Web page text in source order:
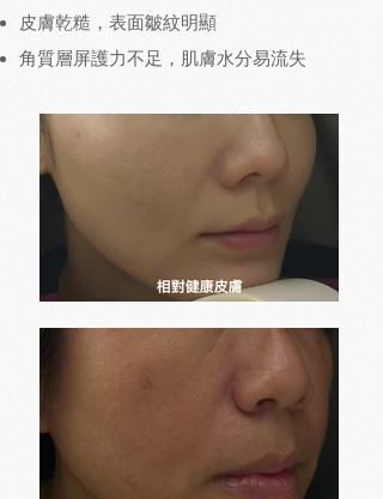
皮膚乾糙，表面皺紋明顯
角質層屏護力不足，肌膚水分易流失